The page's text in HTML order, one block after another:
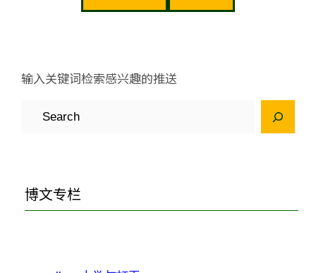
输入关键词检索感兴趣的推送
c
h
博文专栏